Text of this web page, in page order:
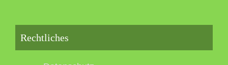
Rechtliches